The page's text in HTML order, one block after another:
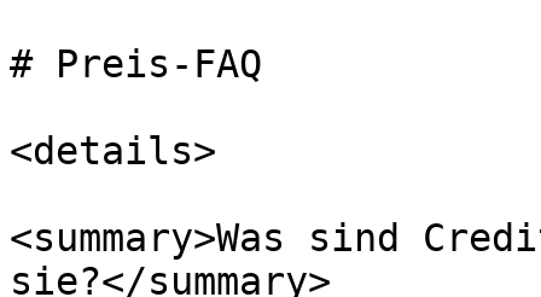
# Preis-FAQ
<details>
<summary>Was sind
sie?</summary>